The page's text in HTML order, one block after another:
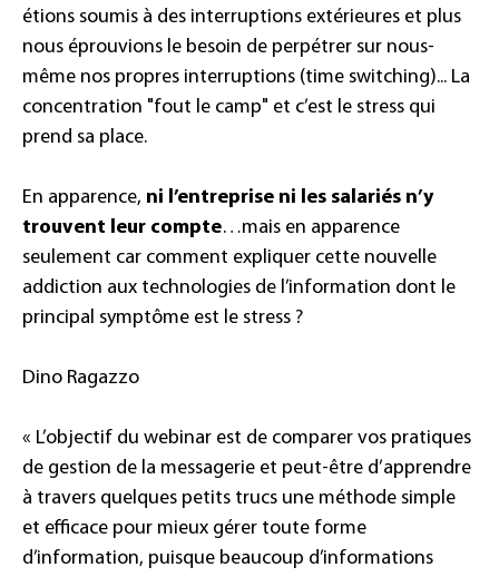
étions soumis à des interruptions extérieures et plus
nous éprouvions le besoin de perpétrer sur nous-
même nos propres interruptions (time switching)... La
concentration "fout le camp" et c’est le stress qui
prend sa place.
En apparence, ni l’entreprise ni les salariés n’y
trouvent leur compte…mais en apparence
seulement car comment expliquer cette nouvelle
addiction aux technologies de l’information dont le
principal symptôme est le stress ?
Dino Ragazzo
« L’objectif du webinar est de comparer vos pratiques
de gestion de la messagerie et peut-être d’apprendre
à travers quelques petits trucs une méthode simple
et efficace pour mieux gérer toute forme
d’information, puisque beaucoup d’informations